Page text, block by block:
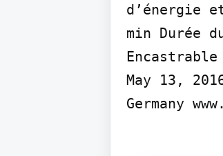
d’énergie
min Durée
Encastrable
May 13,
Germany